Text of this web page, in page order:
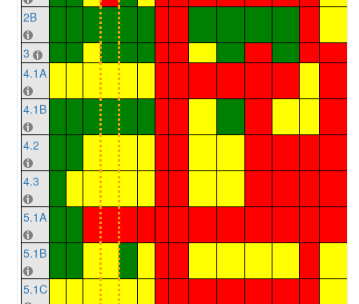
2B
3
4.1A
4.1B
4.2
4.3
5.1A
5.1B
5.1C